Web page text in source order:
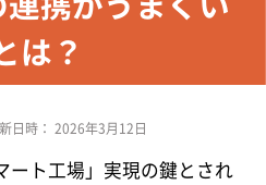
は？
日時：2026年3月12日
ート工場」実現の鍵とされ